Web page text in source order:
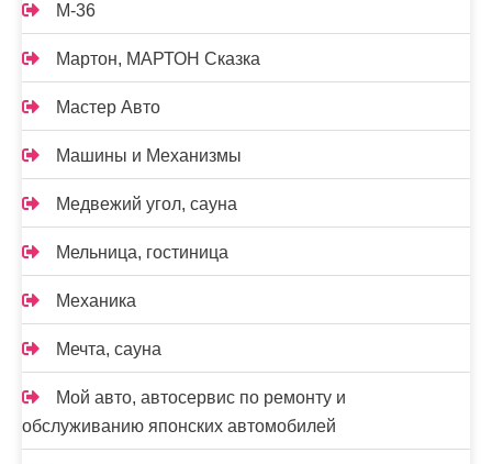
М-36
Мартон, МАРТОН Сказка
Мастер Авто
Машины и Механизмы
Медвежий угол, сауна
Мельница, гостиница
Механика
Мечта, сауна
Мой авто, автосервис по ремонту и
обслуживанию японских автомобилей